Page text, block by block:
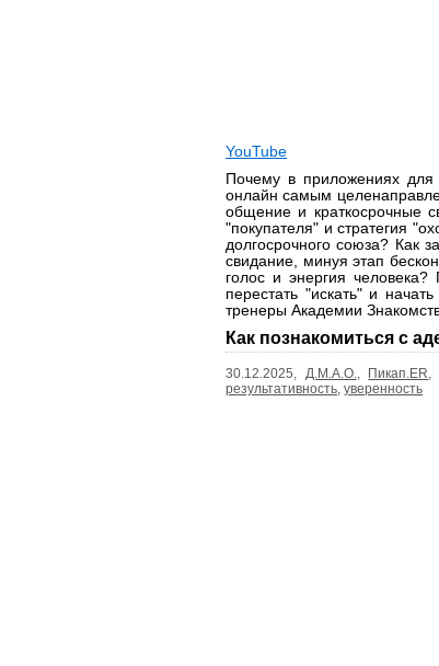
YouTube
Почему в приложениях для
онлайн самым
общение и краткосрочные
"покупателя" и стратегия
долгосрочного союза? Как
свидание, минуя этап
голос и энергия
перестать "искать" и
тренеры Академии
Как познакомиться с
30.12.2025, Д.М.А.О., Пикап.ER
результативность, уверенность